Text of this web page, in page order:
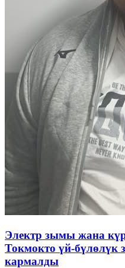
Электр зымы жана
Токмокто үй-бүлөлүк
кармалды